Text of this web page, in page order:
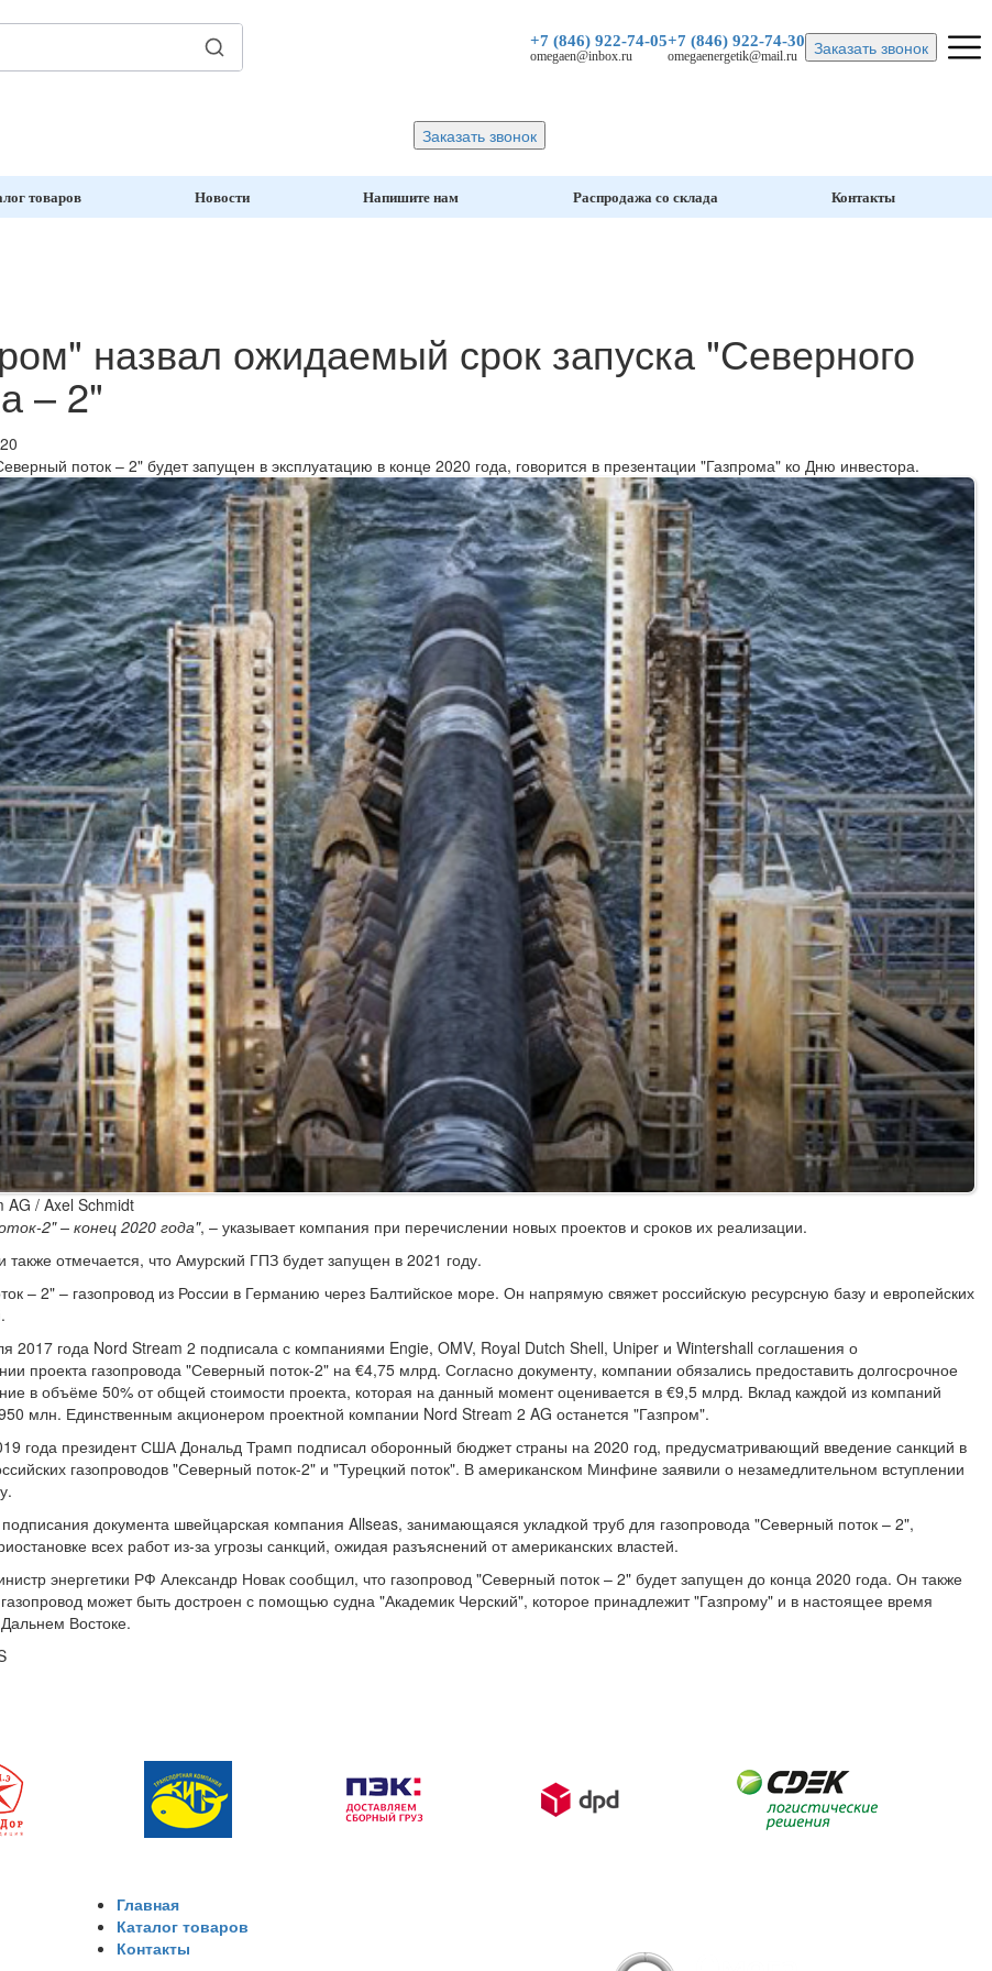
+7 (846) 922-74-05
omegaen@inbox.ru
+7 (846) 922-74-30
omegaenergetik@mail.ru Заказать звонок
Заказать звонок
товаров Новости Напишите нам Распродажа со склада Контакты
назвал ожидаемый срок запуска "Северного
– 2"
поток – 2" будет запущен в эксплуатацию в конце 2020 года, говорится в презентации "Газпрома" ко Дню инвестора.
AG / Axel Schmidt
2" – конец 2020 года", – указывает компания при перечислении новых проектов и сроков их реализации.
также отмечается, что Амурский ГПЗ будет запущен в 2021 году.
– 2" – газопровод из России в Германию через Балтийское море. Он напрямую свяжет российскую ресурсную базу и европейских
2017 года Nord Stream 2 подписала с компаниями Engie, OMV, Royal Dutch Shell, Uniper и Wintershall соглашения о
проекта газопровода "Северный поток-2" на €4,75 млрд. Согласно документу, компании обязались предоставить долгосрочное
в объёме 50% от общей стоимости проекта, которая на данный момент оценивается в €9,5 млрд. Вклад каждой из компаний
млн. Единственным акционером проектной компании Nord Stream 2 AG останется "Газпром".
года президент США Дональд Трамп подписал оборонный бюджет страны на 2020 год, предусматривающий введение санкций в
газопроводов "Северный поток-2" и "Турецкий поток". В американском Минфине заявили о незамедлительном вступлении
документа швейцарская компания Allseas, занимающаяся укладкой труб для газопровода "Северный поток – 2",
всех работ из-за угрозы санкций, ожидая разъяснений от американских властей.
энергетики РФ Александр Новак сообщил, что газопровод "Северный поток – 2" будет запущен до конца 2020 года. Он также
может быть достроен с помощью судна "Академик Черский", которое принадлежит "Газпрому" и в настоящее время
Востоке.
Главная
Каталог товаров
Контакты